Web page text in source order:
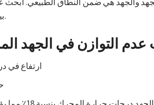
بين المراحل المختلفة.
ارتفاع في